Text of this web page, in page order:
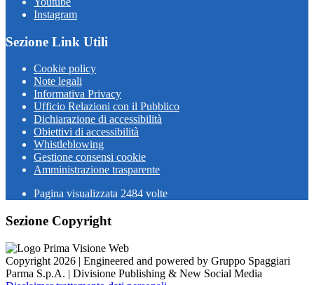
Instagram
Sezione Link Utili
Cookie policy
Note legali
Informativa Privacy
Ufficio Relazioni con il Pubblico
Dichiarazione di accessibilità
Obiettivi di accessibilità
Whistleblowing
Gestione consensi cookie
Amministrazione trasparente
Pagina visualizzata 2484 volte
Sezione Copyright
Copyright 2026 | Engineered and powered by Gruppo Spaggiari
Parma S.p.A. | Divisione Publishing & New Social Media